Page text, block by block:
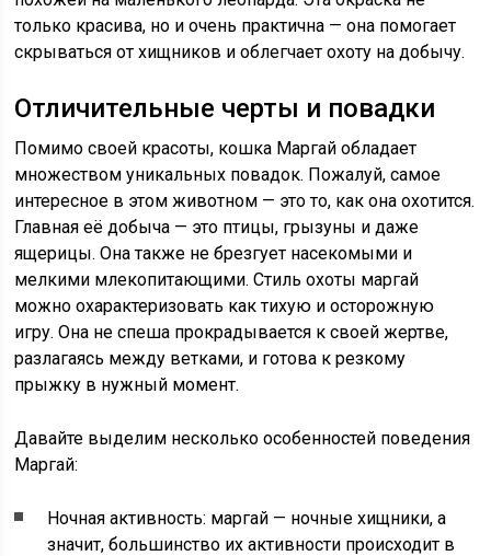
только красива, но и очень практична — она помогает
скрываться от хищников и облегчает охоту на добычу.
Отличительные черты и повадки
Помимо своей красоты, кошка Маргай обладает
множеством уникальных повадок. Пожалуй, самое
интересное в этом животном — это то, как она охотится.
Главная её добыча — это птицы, грызуны и даже
ящерицы. Она также не брезгует насекомыми и
мелкими млекопитающими. Стиль охоты маргай
можно охарактеризовать как тихую и осторожную
игру. Она не спеша прокрадывается к своей жертве,
разлагаясь между ветками, и готова к резкому
прыжку в нужный момент.
Давайте выделим несколько особенностей поведения
Маргай:
Ночная активность: маргай — ночные хищники, а
значит, большинство их активности происходит в